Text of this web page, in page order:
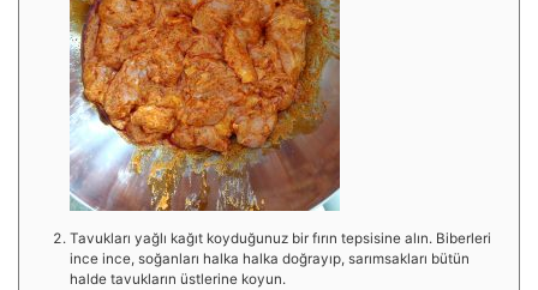
Tavukları yağlı kağıt koyduğunuz bir fırın tepsisine alın. Biberleri
ince ince, soğanları halka halka doğrayıp, sarımsakları bütün
halde tavukların üstlerine koyun.